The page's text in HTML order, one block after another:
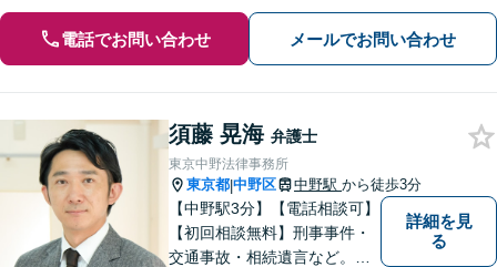
電話でお問い合わせ メールでお問い合わせ
須藤 晃海 弁護士
東京中野法律事務所
東京都|中野区 中野駅 から徒歩3分
【中野駅3分】【電話相談可】
【初回相談無料】刑事事件・
交通事故・相続遺言など。フ
詳細を見
る